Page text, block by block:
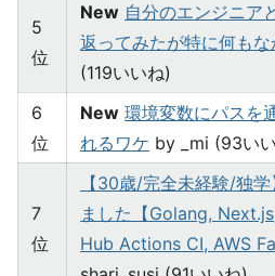
5
位
New 自分のエンジニア
返ってみたが特に何もな
(119いいね)
6
位
New 環境変数にパスを
れるワケ by _mi (93い
7
位
【30歳/完全未経験/独
ました【Golang,
Hub Actions CI, AWS